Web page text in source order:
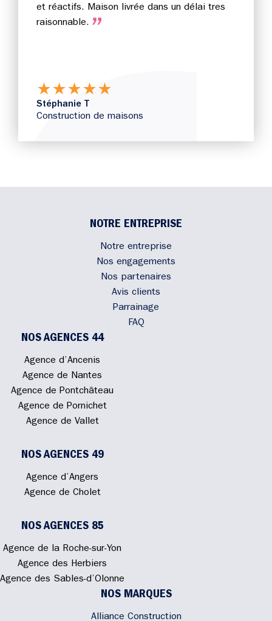
et réactifs. Maison livrée dans un délai tres
raisonnable.
★★★★★
Stéphanie T
Construction de maisons
NOTRE ENTREPRISE
Notre entreprise
Nos engagements
Nos partenaires
Avis clients
Parrainage
FAQ
NOS AGENCES 44
Agence d’Ancenis
Agence de Nantes
Agence de Pontchâteau
Agence de Pornichet
Agence de Vallet
NOS AGENCES 49
Agence d’Angers
Agence de Cholet
NOS AGENCES 85
Agence de la Roche-sur-Yon
Agence des Herbiers
Agence des Sables-d’Olonne
NOS MARQUES
Alliance Construction